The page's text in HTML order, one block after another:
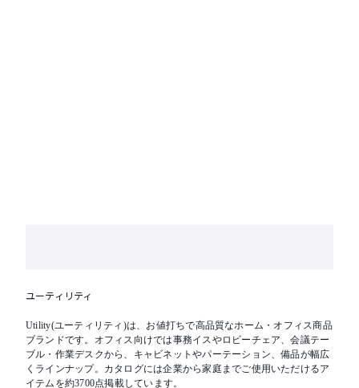
ユーティリティ
Utility(ユーティリティ)は、お値打ちで高品質なホーム・オフィス商品
ブランドです。オフィス向けでは事務イスやロビーチェア、会議テー
ブル・作業デスクから、キャビネットやパーテーション、備品が幅広
くラインナップ。カタログには企業から家庭までご使用いただけるア
イテムを約3700点掲載しています。